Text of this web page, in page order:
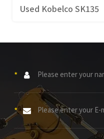
Used Kobelco SK135
*
*